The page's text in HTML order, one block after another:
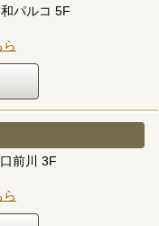
パルコ 5F
前川 3F